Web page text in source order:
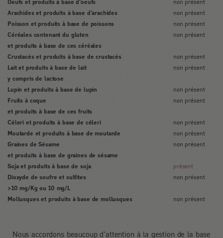
Oeufs et produits à base d'oeufs
non présent
Arachides et produits à base d'arachides
non présent
Poisson et produits à base de poissons
non présent
Céréales contenant du gluten
et produits à base de ces céréales
non présent
Crustacés et produits à base de crustacés
non présent
Lait et produits à base de lait
y compris de lactose
non présent
Lupin et produits à base de lupin
non présent
Fruits à coque
et produits à base de ces fruits
non présent
Céleri et produits à base de céleri
non présent
Moutarde et produits à base de moutarde
non présent
Graines de Sésame
et produits à base de graines de sésame
non présent
Soja et produits à base de soja
présent
Dioxyde de soufre et sulfites
>10 mg/Kg ou 10 mg/L
non présent
Mollusques et produits à base de mollusques non présent
Nous accordons beaucoup d'attention à la gestion de la base